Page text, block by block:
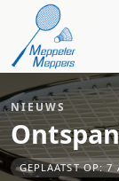
NIEUWS
GEPLAATST OP: 7